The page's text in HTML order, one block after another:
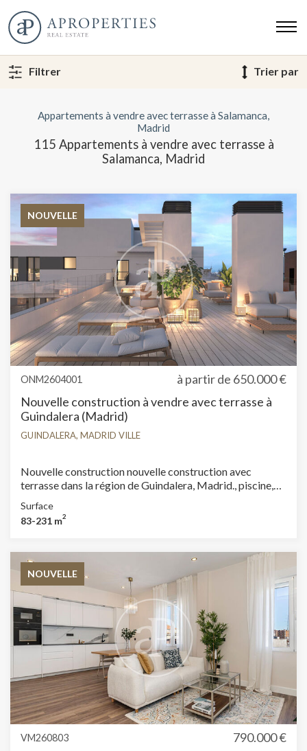
Filtrer Trier par
Appartements à vendre avec terrasse à Salamanca,
Madrid
115 Appartements à vendre avec terrasse à
Salamanca, Madrid
NOUVELLE
ONM2604001 à partir de 650.000 €
Nouvelle construction à vendre avec terrasse à
Guindalera (Madrid)
GUINDALERA, MADRID VILLE
Nouvelle construction nouvelle construction avec
terrasse dans la région de Guindalera, Madrid., piscine,
salle de stockage.
Surface
83-231 m2
NOUVELLE
VM260803
790.000 €